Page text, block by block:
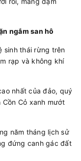
ngắm san hô
sinh thái rừng trên
rạp và không khí
nhất của đảo, quý
Cỏ xanh mướt
năm tháng lịch sử
đứng canh gác đất